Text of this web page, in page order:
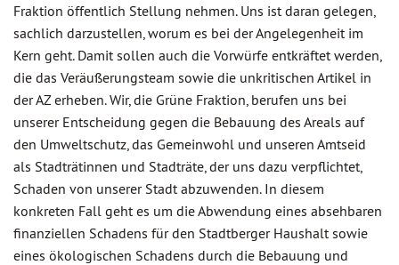
Fraktion öffentlich Stellung nehmen. Uns ist daran gelegen,
sachlich darzustellen, worum es bei der Angelegenheit im
Kern geht. Damit sollen auch die Vorwürfe entkräftet werden,
die das Veräußerungsteam sowie die unkritischen Artikel in
der AZ erheben. Wir, die Grüne Fraktion, berufen uns bei
unserer Entscheidung gegen die Bebauung des Areals auf
den Umweltschutz, das Gemeinwohl und unseren Amtseid
als Stadträtinnen und Stadträte, der uns dazu verpflichtet,
Schaden von unserer Stadt abzuwenden. In diesem
konkreten Fall geht es um die Abwendung eines absehbaren
finanziellen Schadens für den Stadtberger Haushalt sowie
eines ökologischen Schadens durch die Bebauung und